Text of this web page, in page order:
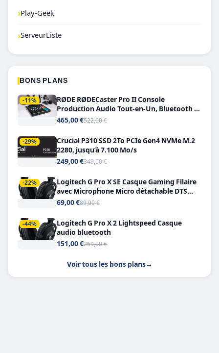
›Play-Geek
›ServeurListe
BONS PLANS
-11%
RØDE RØDECaster Pro II Console
Production Audio Tout-en-Un, Bluetooth et
Double USB-C
465,00 €522,00 €
-29%
Crucial P310 SSD 2To PCIe Gen4 NVMe M.2
2280, jusqu’à 7.100 Mo/s
249,00 €349,00 €
-22%
Logitech G Pro X SE Casque Gaming Filaire
avec Microphone Micro détachable DTS
Headphone X 7.1
69,00 €89,00 €
-44%
Logitech G Pro X 2 Lightspeed Casque
audio bluetooth
151,00 €269,00 €
Voir tous les bons plans→